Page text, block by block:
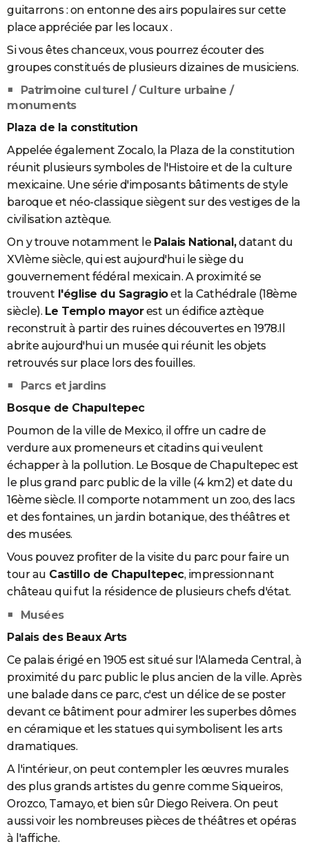
guitarrons : on entonne des airs populaires sur cette
place appréciée par les locaux .
Si vous êtes chanceux, vous pourrez écouter des
groupes constitués de plusieurs dizaines de musiciens.
Patrimoine culturel / Culture urbaine /
monuments
Plaza de la constitution
Appelée également Zocalo, la Plaza de la constitution
réunit plusieurs symboles de l'Histoire et de la culture
mexicaine. Une série d'imposants bâtiments de style
baroque et néo-classique siègent sur des vestiges de la
civilisation aztèque.
On y trouve notamment le Palais National,datant du
XVIème siècle, qui est aujourd'hui le siège du
gouvernement fédéral mexicain. A proximité se
trouvent l'église du Sagragioet la Cathédrale (18ème
siècle). Le Templo mayorest un édifice aztèque
reconstruit à partir des ruines découvertes en 1978.Il
abrite aujourd'hui un musée qui réunit les objets
retrouvés sur place lors des fouilles.
Parcs et jardins
Bosque de Chapultepec
Poumon de la ville de Mexico, il offre un cadre de
verdure aux promeneurs et citadins qui veulent
échapper à la pollution. Le Bosque de Chapultepec est
le plus grand parc public de la ville (4 km2) et date du
16ème siècle. Il comporte notamment un zoo, des lacs
et des fontaines, un jardin botanique, des théâtres et
des musées.
Vous pouvez profiter de la visite du parc pour faire un
tour au Castillo de Chapultepec, impressionnant
château qui fut la résidence de plusieurs chefs d'état.
Musées
Palais des Beaux Arts
Ce palais érigé en 1905 est situé sur l'Alameda Central, à
proximité du parc public le plus ancien de la ville. Après
une balade dans ce parc, c'est un délice de se poster
devant ce bâtiment pour admirer les superbes dômes
en céramique et les statues qui symbolisent les arts
dramatiques.
A l'intérieur, on peut contempler les œuvres murales
des plus grands artistes du genre comme Siqueiros,
Orozco, Tamayo, et bien sûr Diego Reivera. On peut
aussi voir les nombreuses pièces de théâtres et opéras
à l'affiche.